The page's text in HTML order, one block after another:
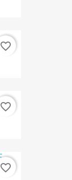
favorite_border
favorite_border
favorite_border